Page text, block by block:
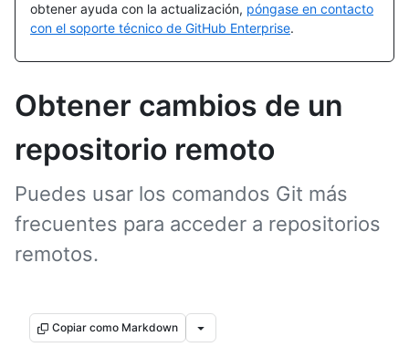
obtener ayuda con la actualización, póngase en contacto
con el soporte técnico de GitHub Enterprise.
Obtener cambios de un
repositorio remoto
Puedes usar los comandos Git más
frecuentes para acceder a repositorios
remotos.
Copiar como Markdown